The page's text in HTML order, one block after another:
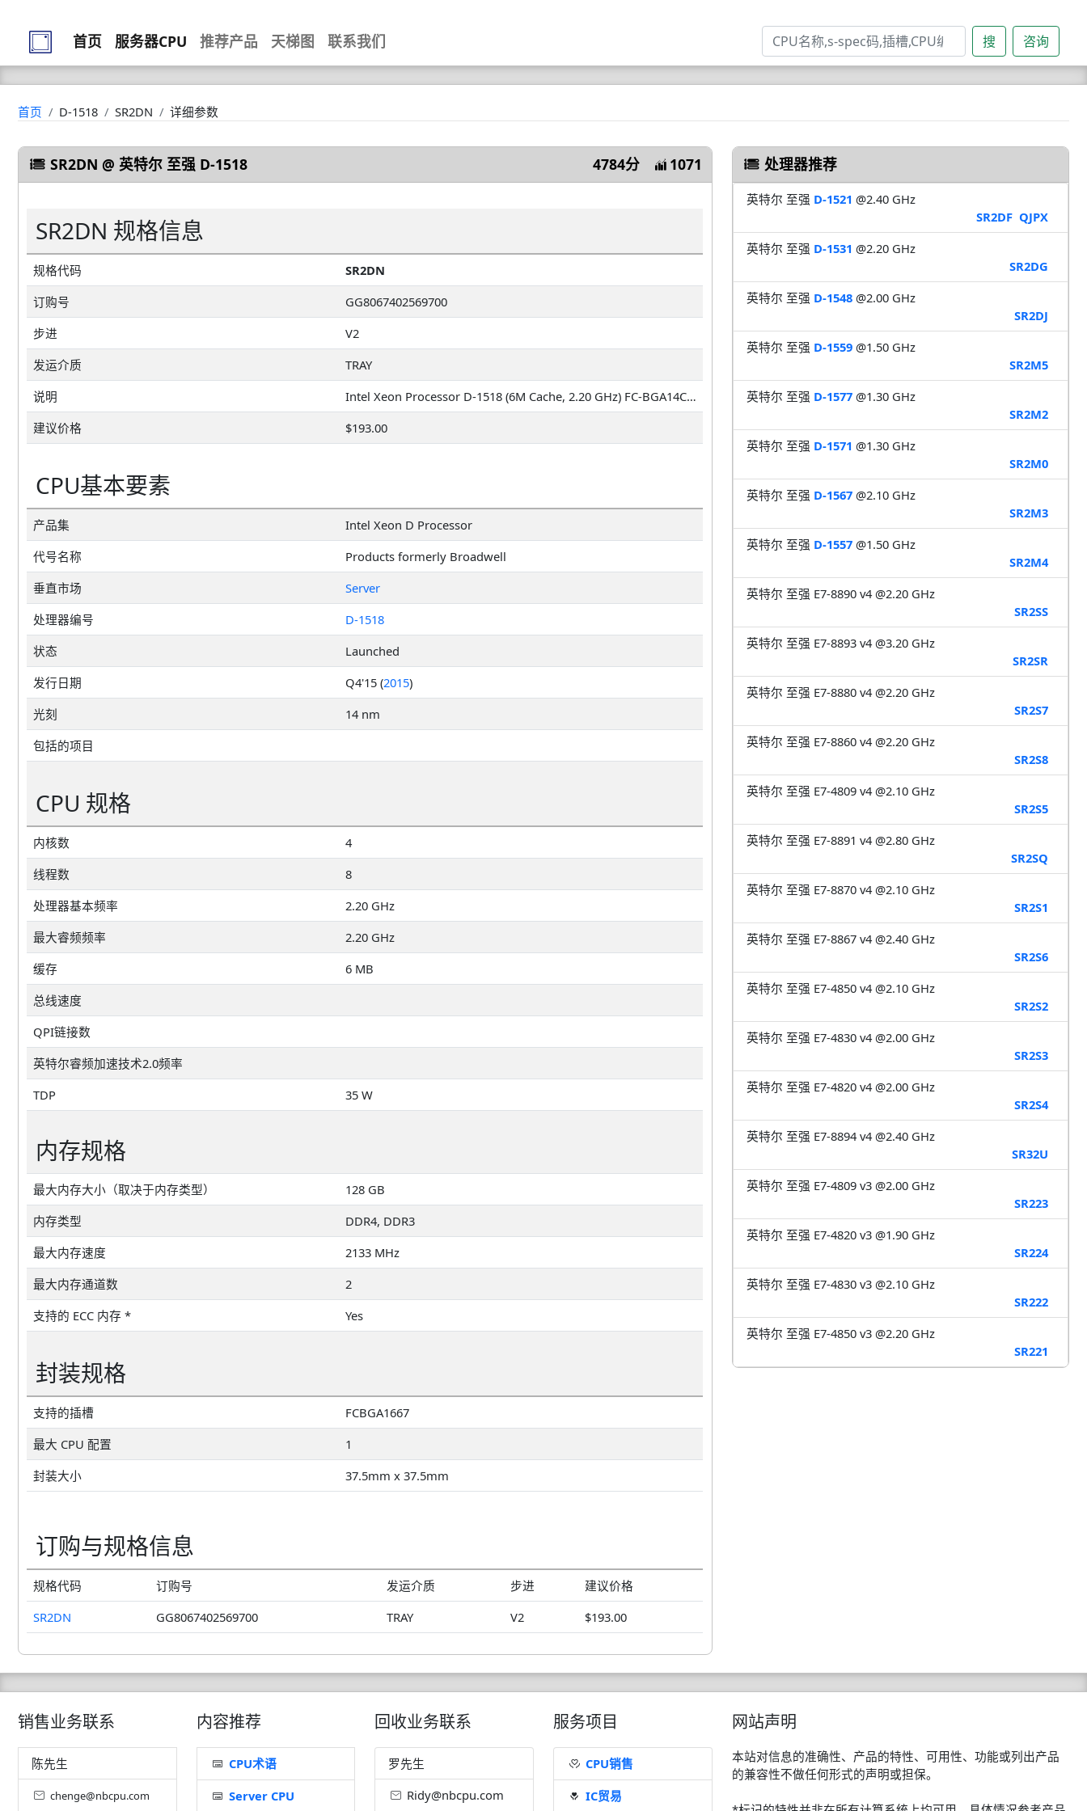
首页 服务器CPU 推荐产品 天梯图 联系我们 搜 咨询
首页 D-1518 SR2DN 详细参数
SR2DN @ 英特尔 至强 D-1518 4784分 1071
SR2DN 规格信息
规格代码
SR2DN
订购号
GG8067402569700
步进
V2
发运介质
TRAY
说明
Intel Xeon Processor D-1518 (6M Cache, 2.20 GHz) FC-BGA14C, Tray
建议价格
$193.00
CPU基本要素
产品集
Intel Xeon D Processor
代号名称
Products formerly Broadwell
垂直市场
Server
处理器编号
D-1518
状态
Launched
发行日期
Q4'15 (2015)
光刻
14 nm
包括的项目
CPU 规格
内核数
4
线程数
8
处理器基本频率
2.20 GHz
最大睿频频率
2.20 GHz
缓存
6 MB
总线速度
QPI链接数
英特尔睿频加速技术2.0频率
TDP
35 W
内存规格
最大内存大小（取决于内存类型）
128 GB
内存类型
DDR4, DDR3
最大内存速度
2133 MHz
最大内存通道数
2
支持的 ECC 内存 *
Yes
封装规格
支持的插槽
FCBGA1667
最大 CPU 配置
1
封装大小
37.5mm x 37.5mm
订购与规格信息
规格代码 订购号 发运介质 步进
建议价格
SR2DN
GG8067402569700 TRAY V2 $193.00
处理器推荐
英特尔 至强 D-1521 @2.40 GHz
SR2DF QJPX
英特尔 至强 D-1531 @2.20 GHz
SR2DG
英特尔 至强 D-1548@2.00 GHz
SR2DJ
英特尔 至强 D-1559@1.50 GHz
SR2M5
英特尔 至强 D-1577@1.30 GHz
SR2M2
英特尔 至强 D-1571 @1.30 GHz
SR2M0
英特尔 至强 D-1567@2.10 GHz
SR2M3
英特尔 至强 D-1557@1.50 GHz
SR2M4
英特尔 至强 E7-8890 v4 @2.20 GHz
SR2SS
英特尔 至强 E7-8893 v4 @3.20 GHz
SR2SR
英特尔 至强 E7-8880 v4 @2.20 GHz
SR2S7
英特尔 至强 E7-8860 v4 @2.20 GHz
SR2S8
英特尔 至强 E7-4809 v4 @2.10 GHz
SR2S5
英特尔 至强 E7-8891 v4 @2.80 GHz
SR2SQ
英特尔 至强 E7-8870 v4 @2.10 GHz
SR2S1
英特尔 至强 E7-8867 v4 @2.40 GHz
SR2S6
英特尔 至强 E7-4850 v4 @2.10 GHz
SR2S2
英特尔 至强 E7-4830 v4 @2.00 GHz
SR2S3
英特尔 至强 E7-4820 v4 @2.00 GHz
SR2S4
英特尔 至强 E7-8894 v4 @2.40 GHz
SR32U
英特尔 至强 E7-4809 v3 @2.00 GHz
SR223
英特尔 至强 E7-4820 v3 @1.90 GHz
SR224
英特尔 至强 E7-4830 v3 @2.10 GHz
SR222
英特尔 至强 E7-4850 v3 @2.20 GHz
SR221
销售业务联系
陈先生
chenge@nbcpu.com
内容推荐
CPU术语
Server CPU
回收业务联系
罗先生
Ridy@nbcpu.com
服务项目
CPU销售
IC贸易
网站声明
本站对信息的准确性、产品的特性、可用性、功能或列出产品
的兼容性不做任何形式的声明或担保。